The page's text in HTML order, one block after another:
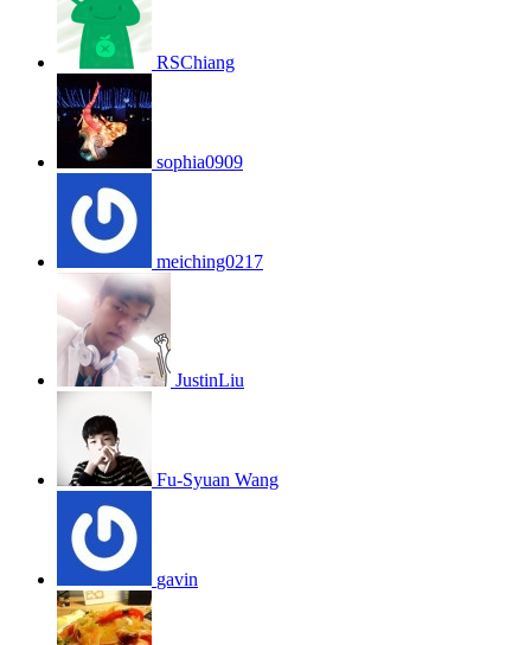
RSChiang
sophia0909
meiching0217
JustinLiu
Fu-Syuan Wang
gavin